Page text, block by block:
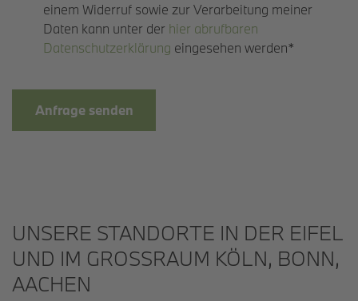
einem Widerruf sowie zur Verarbeitung meiner
Daten kann unter der hier abrufbaren
Datenschutzerklärung eingesehen werden*
Anfrage senden
UNSERE STANDORTE IN DER EIFEL
UND IM GROSSRAUM KÖLN, BONN, A
ACHEN